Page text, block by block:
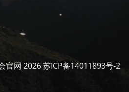
官网 2026 苏ICP备14011893号-2